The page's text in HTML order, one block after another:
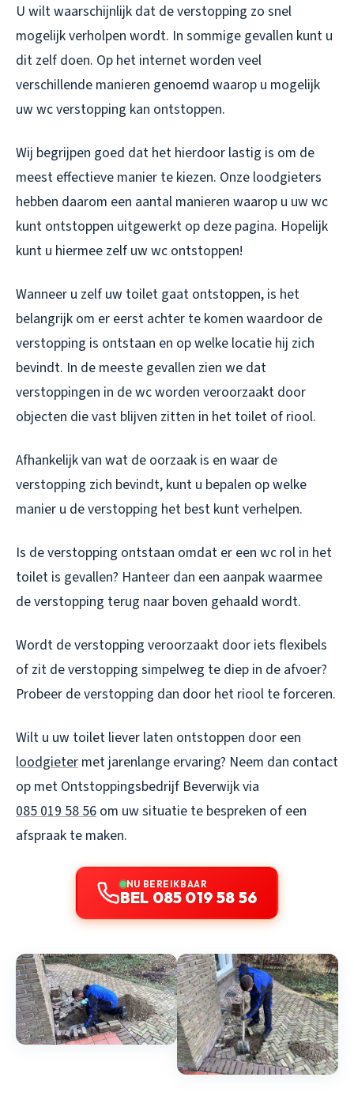
U wilt waarschijnlijk dat de verstopping zo snel
mogelijk verholpen wordt. In sommige gevallen kunt u
dit zelf doen. Op het internet worden veel
verschillende manieren genoemd waarop u mogelijk
uw wc verstopping kan ontstoppen.
Wij begrijpen goed dat het hierdoor lastig is om de
meest effectieve manier te kiezen. Onze loodgieters
hebben daarom een aantal manieren waarop u uw wc
kunt ontstoppen uitgewerkt op deze pagina. Hopelijk
kunt u hiermee zelf uw wc ontstoppen!
Wanneer u zelf uw toilet gaat ontstoppen, is het
belangrijk om er eerst achter te komen waardoor de
verstopping is ontstaan en op welke locatie hij zich
bevindt. In de meeste gevallen zien we dat
verstoppingen in de wc worden veroorzaakt door
objecten die vast blijven zitten in het toilet of riool.
Afhankelijk van wat de oorzaak is en waar de
verstopping zich bevindt, kunt u bepalen op welke
manier u de verstopping het best kunt verhelpen.
Is de verstopping ontstaan omdat er een wc rol in het
toilet is gevallen? Hanteer dan een aanpak waarmee
de verstopping terug naar boven gehaald wordt.
Wordt de verstopping veroorzaakt door iets flexibels
of zit de verstopping simpelweg te diep in de afvoer?
Probeer de verstopping dan door het riool te forceren.
Wilt u uw toilet liever laten ontstoppen door een
loodgieter met jarenlange ervaring? Neem dan contact
op met Ontstoppingsbedrijf Beverwijk via
085 019 58 56 om uw situatie te bespreken of een
afspraak te maken.
NU BEREIKBAAR
BEL 085 019 58 56